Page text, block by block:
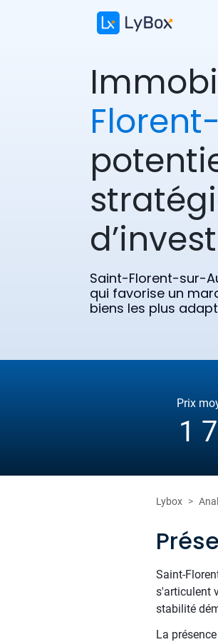
Saint-Florent-sur-
qui favorise un
biens les plus
Prix
1
Lybox
Saint-
s'articulent
stabilité
La